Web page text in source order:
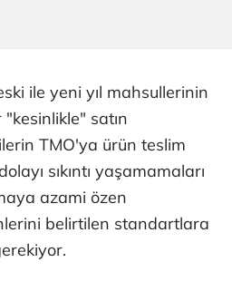
ile yeni yıl mahsullerinin
"kesinlikle" satın
TMO'ya ürün teslim
sıkıntı yaşamamaları
azami özen
belirtilen standartlara